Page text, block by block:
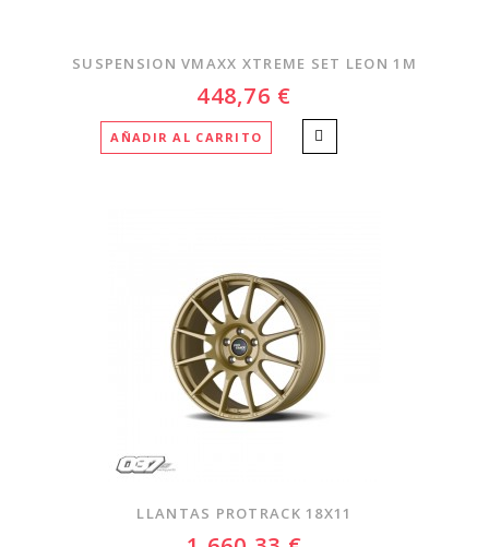
SUSPENSION VMAXX XTREME SET LEON 1M
448,76 €
AÑADIR AL CARRITO
LLANTAS PROTRACK 18X11